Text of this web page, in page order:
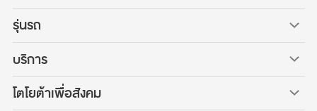
รุ่นรถ
บริการ
โตโยต้าเพื่อสังคม